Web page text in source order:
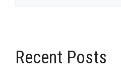
Recent Posts